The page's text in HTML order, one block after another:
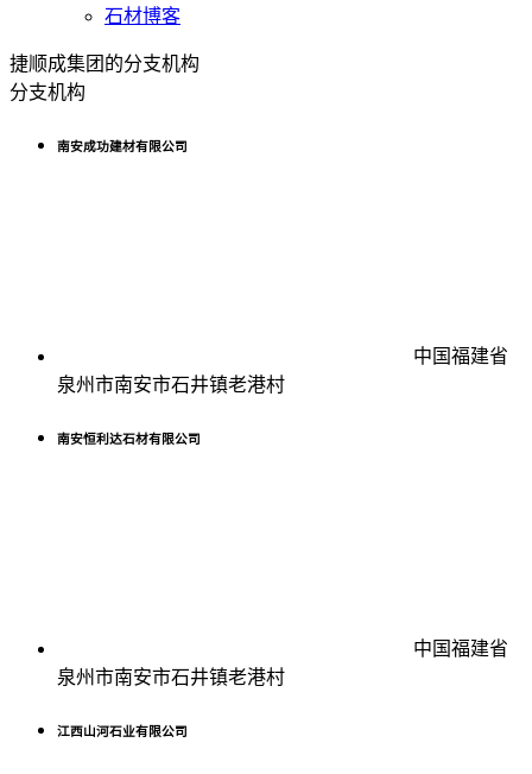
石材博客
捷顺成集团的分支机构
分支机构
南安成功建材有限公司
中国福建省
泉州市南安市石井镇老港村
南安恒利达石材有限公司
中国福建省
泉州市南安市石井镇老港村
江西山河石业有限公司